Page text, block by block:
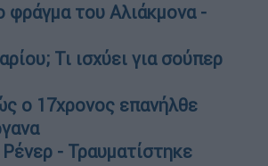
φράγμα του Αλιάκμονα -
Τι ισχύει για σούπερ
ο 17χρονος επανήλθε
- Τραυματίστηκε